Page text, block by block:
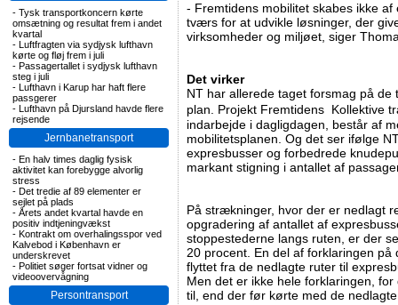
- Tysk transportkoncern kørte
omsætning og resultat frem i andet
kvartal
- Luftfragten via sydjysk lufthavn
kørte og fløj frem i juli
- Passagertallet i sydjysk lufthavn
steg i juli
- Lufthavn i Karup har haft flere
passgerer
- Lufthavn på Djursland havde flere
rejsende
Jernbanetransport
- En halv times daglig fysisk
aktivitet kan forebygge alvorlig
stress
- Det tredie af 89 elementer er
sejlet på plads
- Årets andet kvartal havde en
positiv indtjeningvækst
- Kontrakt om overhalingsspor ved
Kalvebod i København er
underskrevet
- Politiet søger fortsat vidner og
videoovervågning
Persontransport
- Fremtidens mobilitet skabes ikke
tværs for at udvikle løsninger, der
virksomheder og miljøet, siger
Det virker
NT har allerede taget forsmag på
plan. Projekt Fremtidens Kollektive
indarbejde i dagligdagen, består af
mobilitetsplanen. Og det ser ifølge
expresbusser og forbedrede
markant stigning i antallet af
På strækninger, hvor der er nedlagt
opgradering af antallet af
stoppestederne langs ruten, er der
20 procent. En del af forklaringen
flyttet fra de nedlagte ruter til
Men det er ikke hele forklaringen,
til, end der før kørte med de